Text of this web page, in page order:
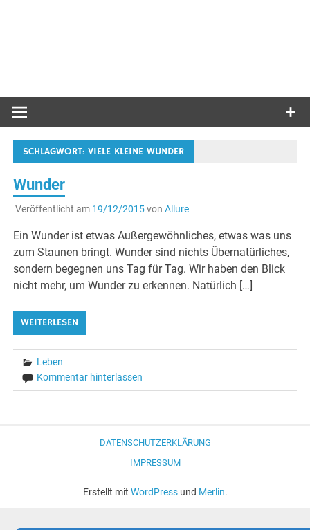
SCHLAGWORT:VIELE KLEINE WUNDER
Wunder
Veröffentlicht am 19/12/2015von Allure
Ein Wunder ist etwas Außergewöhnliches, etwas was uns
zum Staunen bringt. Wunder sind nichts Übernatürliches,
sondern begegnen uns Tag für Tag. Wir haben den Blick
nicht mehr, um Wunder zu erkennen. Natürlich […]
WEITERLESEN
Leben
Kommentar hinterlassen
DATENSCHUTZERKLÄRUNG
IMPRESSUM
Erstellt mit WordPressund Merlin.